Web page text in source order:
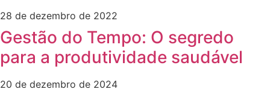
28 de dezembro de 2022
Gestão do Tempo: O segredo
para a produtividade saudável
20 de dezembro de 2024